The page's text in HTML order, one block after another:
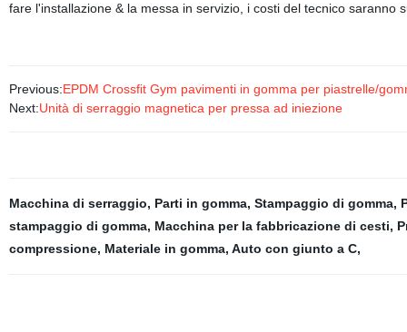
fare l'installazione & la messa in servizio, i costi del tecnico
Previous:EPDM Crossfit Gym pavimenti in gomma per piastrelle/
Next:Unità di serraggio magnetica per pressa ad iniezione
Macchina di serraggio, Parti in gomma, Stampaggio di gomma,
stampaggio di gomma, Macchina per la fabbricazione di cesti,
compressione, Materiale in gomma, Auto con giunto a C,